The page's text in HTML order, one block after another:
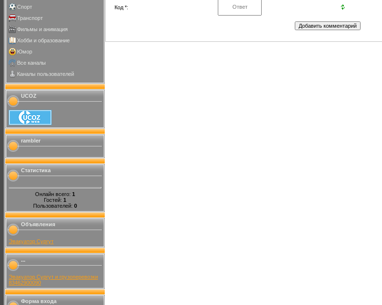
Спорт
Транспорт
Фильмы и анимация
Хобби и образование
Юмор
Все каналы
Каналы пользователей
UCOZ
rambler
Статистика
Онлайн всего: 1
Гостей: 1
Пользователей: 0
Объявления
Эвакуатор Сургут
...
Эвакуатор Сургут и грузоперевозки
83462900090
Форма входа
Код *: